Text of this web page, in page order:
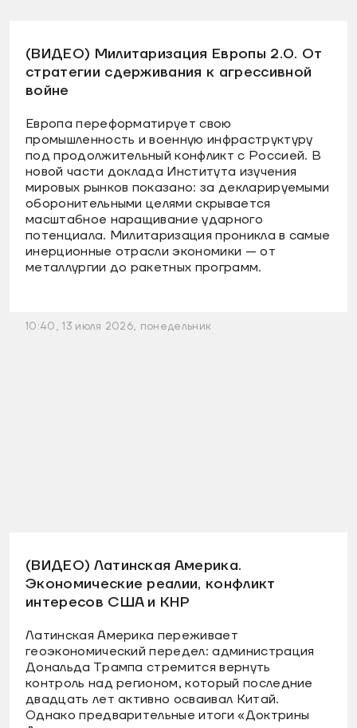
(ВИДЕО) Милитаризация Европы 2.0. От
стратегии сдерживания к агрессивной
войне
Европа переформатирует свою
промышленность и военную инфраструктуру
под продолжительный конфликт с Россией. В
новой части доклада Института изучения
мировых рынков показано: за декларируемыми
оборонительными целями скрывается
масштабное наращивание ударного
потенциала. Милитаризация проникла в самые
инерционные отрасли экономики — от
металлургии до ракетных программ.
10:40, 13 июля 2026, понедельник
(ВИДЕО) Латинская Америка.
Экономические реалии, конфликт
интересов США и КНР
Латинская Америка переживает
геоэкономический передел: администрация
Дональда Трампа стремится вернуть
контроль над регионом, который последние
двадцать лет активно осваивал Китай.
Однако предварительные итоги «Доктрины